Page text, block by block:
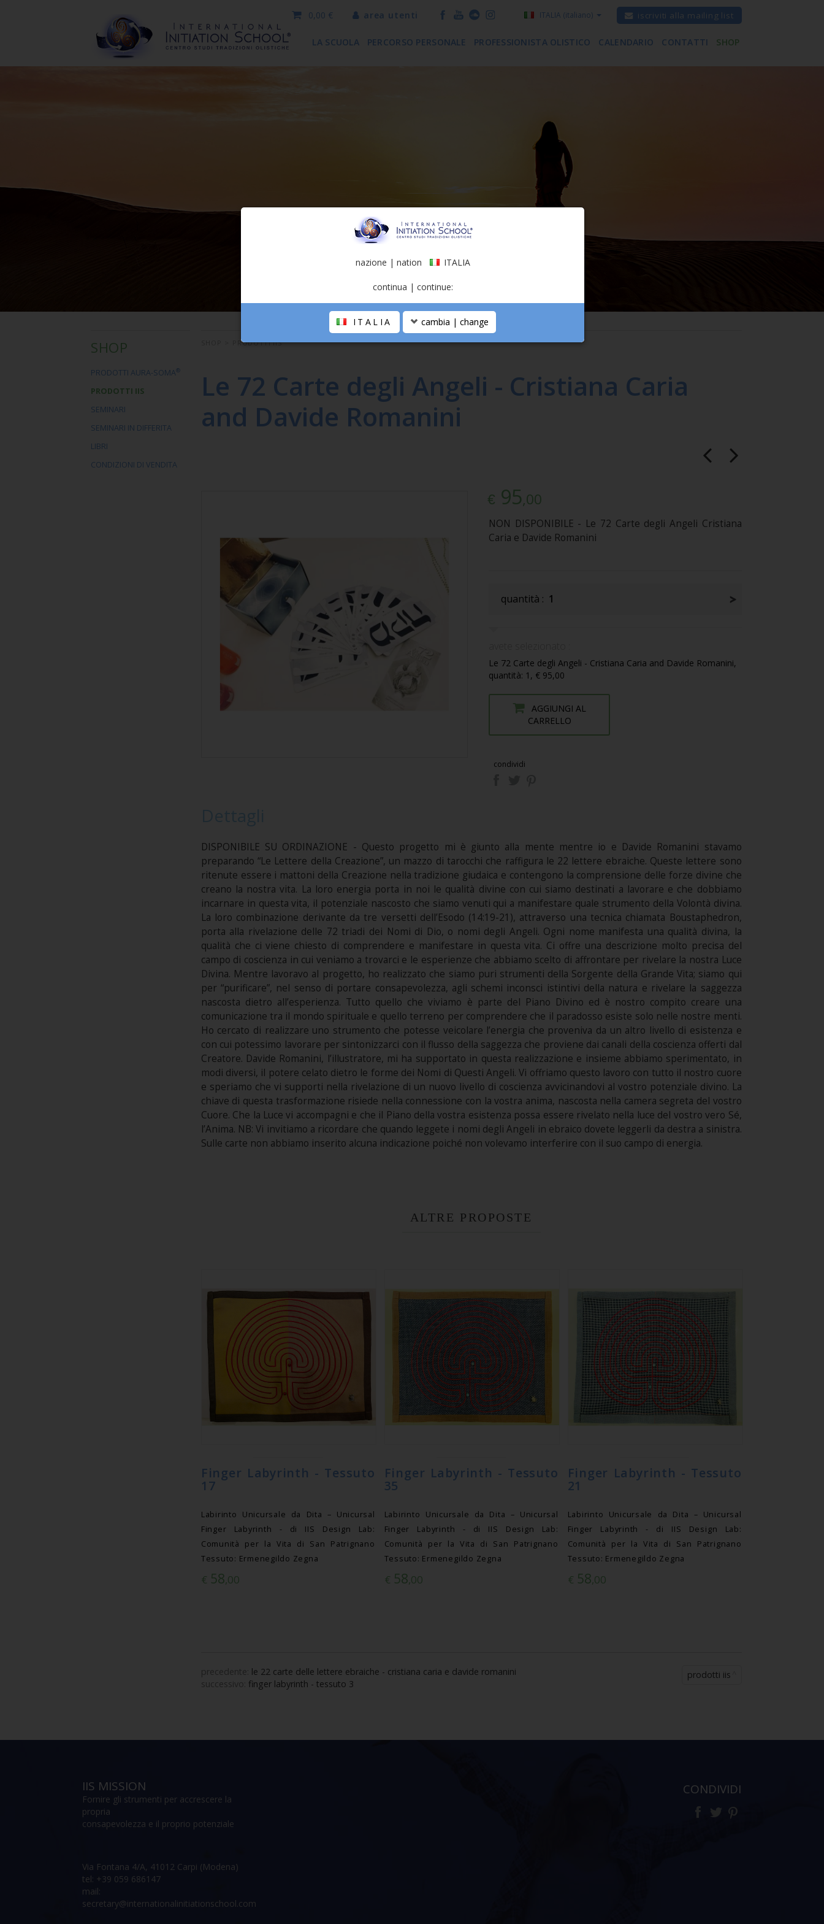
iscriviti alla mailing list
ITALIA (italiano)
area utenti
0,00 €
LA SCUOLA PERCORSO PERSONALE PROFESSIONISTA OLISTICO CALENDARIO CONTATTI SHOP
SHOP
PRODOTTI AURA-SOMA®
PRODOTTI IIS
SEMINARI
SEMINARI IN DIFFERITA
LIBRI
CONDIZIONI DI VENDITA
PRODOTTI IIS
Le 72 Carte degli Angeli - Cristiana Caria
and Davide Romanini
€ 95,00
NON DISPONIBILE - Le 72 Carte degli Angeli Cristiana
Caria e Davide Romanini
quantità : 1
Le 72 Carte degli Angeli - Cristiana Caria and Davide Romanini,
quantità: 1, € 95,00
AGGIUNGI AL
CARRELLO
condividi
DISPONIBILE SU ORDINAZIONE - Questo progetto mi è giunto alla mente mentre io e Davide Romanini stavamo
preparando “Le Lettere della Creazione”, un mazzo di tarocchi che raffigura le 22 lettere ebraiche. Queste lettere sono
ritenute essere i mattoni della Creazione nella tradizione giudaica e contengono la comprensione delle forze divine che
creano la nostra vita. La loro energia porta in noi le qualità divine con cui siamo destinati a lavorare e che dobbiamo
incarnare in questa vita, il potenziale nascosto che siamo venuti qui a manifestare quale strumento della Volontà divina.
La loro combinazione derivante da tre versetti dell’Esodo (14:19-21), attraverso una tecnica chiamata Boustaphedron,
porta alla rivelazione delle 72 triadi dei Nomi di Dio, o nomi degli Angeli. Ogni nome manifesta una qualità divina, la
qualità che ci viene chiesto di comprendere e manifestare in questa vita. Ci offre una descrizione molto precisa del
campo di coscienza in cui veniamo a trovarci e le esperienze che abbiamo scelto di affrontare per rivelare la nostra Luce
Divina. Mentre lavoravo al progetto, ho realizzato che siamo puri strumenti della Sorgente della Grande Vita; siamo qui
per “purificare”, nel senso di portare consapevolezza, agli schemi inconsci istintivi della natura e rivelare la saggezza
nascosta dietro all’esperienza. Tutto quello che viviamo è parte del Piano Divino ed è nostro compito creare una
comunicazione tra il mondo spirituale e quello terreno per comprendere che il paradosso esiste solo nelle nostre menti.
Ho cercato di realizzare uno strumento che potesse veicolare l’energia che proveniva da un altro livello di esistenza e
con cui potessimo lavorare per sintonizzarci con il flusso della saggezza che proviene dai canali della coscienza offerti dal
Creatore. Davide Romanini, l’illustratore, mi ha supportato in questa realizzazione e insieme abbiamo sperimentato, in
modi diversi, il potere celato dietro le forme dei Nomi di Questi Angeli. Vi offriamo questo lavoro con tutto il nostro cuore
e speriamo che vi supporti nella rivelazione di un nuovo livello di coscienza avvicinandovi al vostro potenziale divino. La
chiave di questa trasformazione risiede nella connessione con la vostra anima, nascosta nella camera segreta del vostro
Cuore. Che la Luce vi accompagni e che il Piano della vostra esistenza possa essere rivelato nella luce del vostro vero Sé,
l’Anima. NB: Vi invitiamo a ricordare che quando leggete i nomi degli Angeli in ebraico dovete leggerli da destra a sinistra.
Sulle carte non abbiamo inserito alcuna indicazione poiché non volevamo interferire con il suo campo di energia.
ALTRE PROPOSTE
Finger Labyrinth - Tessuto
17
Labirinto Unicursale da Dita – Unicursal
Finger Labyrinth - di IIS Design Lab:
Comunità per la Vita di San Patrignano
Tessuto: Ermenegildo Zegna
€ 58,00
Finger Labyrinth - Tessuto
35
Labirinto Unicursale da Dita – Unicursal
Finger Labyrinth - di IIS Design Lab:
Comunità per la Vita di San Patrignano
Tessuto: Ermenegildo Zegna
€ 58,00
Finger Labyrinth - Tessuto
21
Labirinto Unicursale da Dita – Unicursal
Finger Labyrinth - di IIS Design Lab:
Comunità per la Vita di San Patrignano
Tessuto: Ermenegildo Zegna
€ 58,00
precedente: le 22 carte delle lettere ebraiche - cristiana caria e davide romanini
successivo: finger labyrinth - tessuto 3
prodotti iis
IIS MISSION
Fornire gli strumenti per accrescere la
propria
consapevolezza e il proprio potenziale
Via Fontana 4/A, 41012 Carpi (Modena)
tel: +39 059 686147
mail:
secretary@internationalinitiationschool.com
CONDIVIDI
nazione | nation ITALIA
continua | continue:
ITALIA cambia | change